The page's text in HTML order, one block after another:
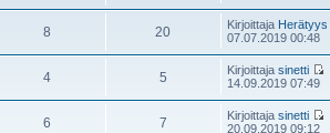
8 20 Kirjoittaja Herätyys
07.07.2019 00:48
4 5 Kirjoittajasinetti
14.09.2019 07:49
6 7 Kirjoittajasinetti
20.09.2019 09:12